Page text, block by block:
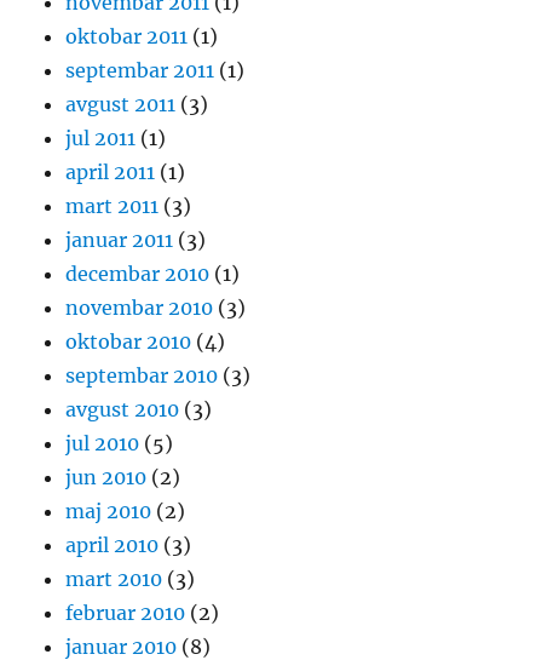
oktobar 2011 (1)
septembar 2011 (1)
avgust 2011 (3)
jul 2011 (1)
april 2011 (1)
mart 2011 (3)
januar 2011 (3)
decembar 2010 (1)
novembar 2010 (3)
oktobar 2010 (4)
septembar 2010 (3)
avgust 2010 (3)
jul 2010 (5)
jun 2010 (2)
maj 2010 (2)
april 2010 (3)
mart 2010 (3)
februar 2010 (2)
januar 2010 (8)